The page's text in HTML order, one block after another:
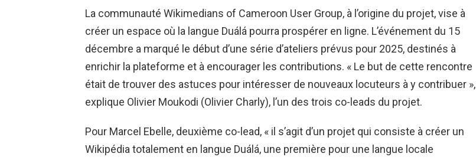
La communauté Wikimedians of Cameroon User Group, à l’origine du projet, vise à
créer un espace où la langue Duálá pourra prospérer en ligne. L’événement du 15
décembre a marqué le début d’une série d’ateliers prévus pour 2025, destinés à
enrichir la plateforme et à encourager les contributions. « Le but de cette rencontre
était de trouver des astuces pour intéresser de nouveaux locuteurs à y contribuer »,
explique Olivier Moukodi (Olivier Charly), l’un des trois co-leads du projet.
Pour Marcel Ebelle, deuxième co-lead, « il s’agit d’un projet qui consiste à créer un
Wikipédia totalement en langue Duálá, une première pour une langue locale